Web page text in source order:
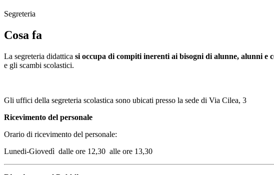
Segreteria
Cosa fa
La segreteria didattica si occupa di compiti inerenti ai bisogni di alunne, alunni e
e gli scambi scolastici.
Gli uffici della segreteria scolastica sono ubicati presso la sede di Via Cilea, 3
Ricevimento del personale
Orario di ricevimento del personale:
Lunedi-Giovedì dalle ore 12,30 alle ore 13,30